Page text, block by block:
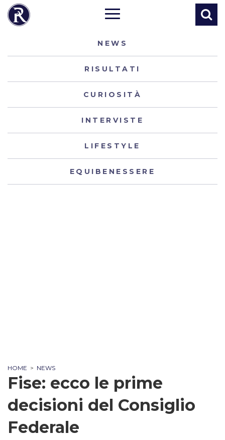
NEWS
RISULTATI
CURIOSITÀ
INTERVISTE
LIFESTYLE
EQUIBENESSERE
HOME > NEWS
Fise: ecco le prime
decisioni del Consiglio
Federale